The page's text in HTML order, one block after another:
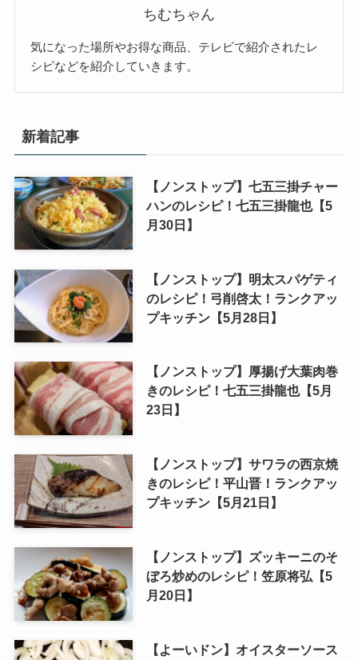
ちむちゃん
気になった場所やお得な商品、テレビで紹介されたレ
シピなどを紹介していきます。
新着記事
【ノンストップ】七五三掛チャー
ハンのレシピ！七五三掛龍也【5
月30日】
【ノンストップ】明太スパゲティ
のレシピ！弓削啓太！ランクアッ
プキッチン【5月28日】
【ノンストップ】厚揚げ大葉肉巻
きのレシピ！七五三掛龍也【5月
23日】
【ノンストップ】サワラの西京焼
きのレシピ！平山晋！ランクアッ
プキッチン【5月21日】
【ノンストップ】ズッキーニのそ
ぼろ炒めのレシピ！笠原将弘【5
月20日】
【よーいドン】オイスターソース